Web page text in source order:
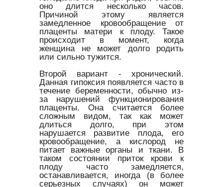
оно длится несколько часов.
Причиной этому является
замедленное кровообращение от
плаценты матери к плоду. Такое
происходит в момент, когда
женщина не может долго родить
или сильно тужится.
Второй вариант - хронический.
Данная гипоксия появляется часто в
течение беременности, обычно из-
за нарушений функционирования
плаценты. Она считается более
сложным видом, так как может
длиться долго, при этом
нарушается развитие плода, его
кровообращение, а кислород не
питает важные органы и ткани. В
таком состоянии приток крови к
плоду часто замедляется,
останавливается, иногда (в более
серьезных случаях) он может